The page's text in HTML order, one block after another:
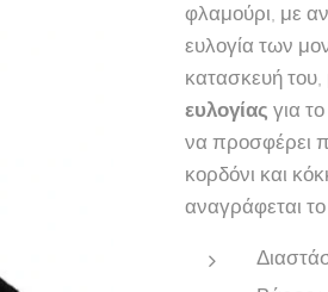
φλαμούρι, με
ευλογία των
κατασκευή
ευλογίαςγια
να προσφέρει
κορδόνι και
αναγράφεται